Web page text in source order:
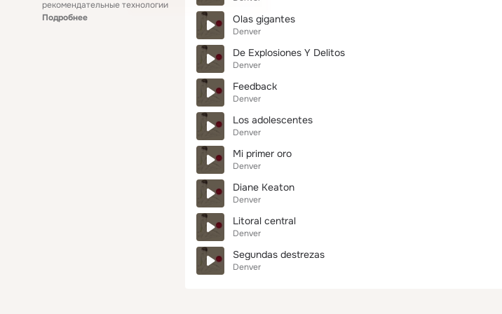
рекомендательные технологии
Подробнее
Olas gigantes
Denver
De Explosiones Y Delitos
Denver
Feedback
Denver
Los adolescentes
Denver
Mi primer oro
Denver
Diane Keaton
Denver
Litoral central
Denver
Segundas destrezas
Denver